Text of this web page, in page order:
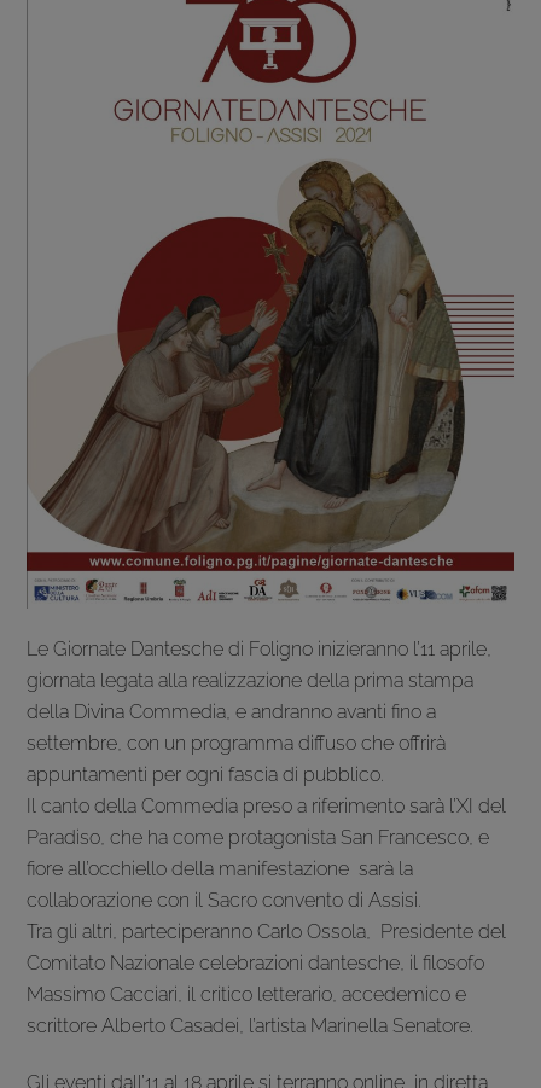
Le Giornate Dantesche di Foligno inizieranno l’11 aprile,
giornata legata alla realizzazione della prima stampa
della Divina Commedia, e andranno avanti fino a
settembre, con un programma diffuso che offrirà
appuntamenti per ogni fascia di pubblico.
Il canto della Commedia preso a riferimento sarà l’XI del
Paradiso, che ha come protagonista San Francesco, e
fiore all’occhiello della manifestazione sarà la
collaborazione con il Sacro convento di Assisi.
Tra gli altri, parteciperanno Carlo Ossola, Presidente del
Comitato Nazionale celebrazioni dantesche, il filosofo
Massimo Cacciari, il critico letterario, accedemico e
scrittore Alberto Casadei, l’artista Marinella Senatore.
Gli eventi dall’11 al 18 aprile si terranno online, in diretta